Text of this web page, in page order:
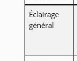
Éclairage
général